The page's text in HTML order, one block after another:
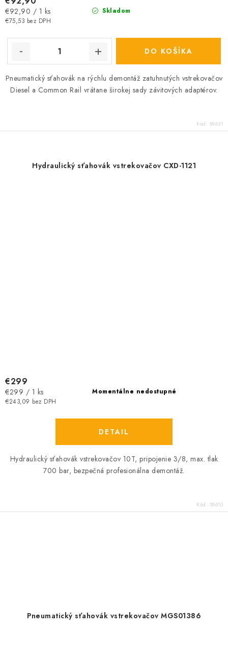
Skladom
€75,53 bez DPH
Jednotková
cena:
€92,90 / 1 ks
DO KOŠÍKA
Pneumatický sťahovák na rýchlu demontáž zatuhnutých vstrekovačov
Diesel a Common Rail vrátane širokej sady závitových adaptérov.
Kód: 59631
Hydraulický sťahovák vstrekovačov CXD-1121
Momentálne nedostupné
€243,09 bez DPH
€299
Jednotková
cena:
€299 / 1 ks
DETAIL
Hydraulický sťahovák vstrekovačov 10T, pripojenie 3/8, max. tlak
700 bar, bezpečná profesionálna demontáž.
Kód: 58610
Pneumatický sťahovák vstrekovačov MGS01386